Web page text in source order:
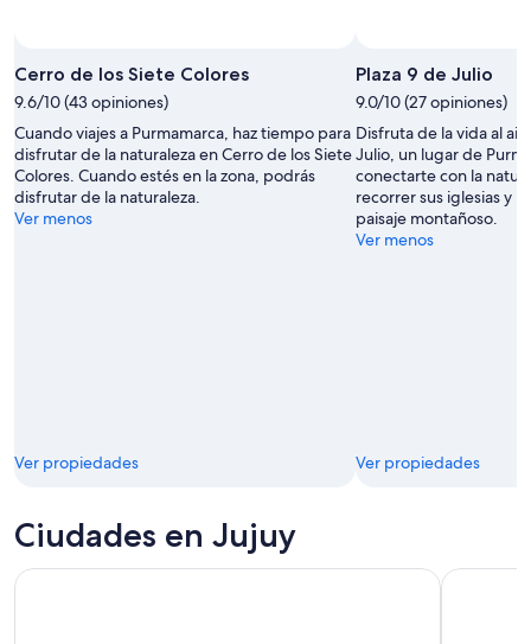
Cerro de los Siete Colores
9.6/10 (43 opiniones)
Cuando viajes a Purmamarca, haz tiempo para
disfrutar de la naturaleza en Cerro de los Siete
Colores. Cuando estés en la zona, podrás
disfrutar de la naturaleza.
Ver menos
Ver propiedades
Plaza 9 de Julio
9.0/10 (27 opiniones)
Disfruta de la vida al
Julio, un lugar de
conectarte con la
recorrer sus iglesias y
paisaje montañoso.
Ver menos
Ver propiedades
Ciudades en Jujuy